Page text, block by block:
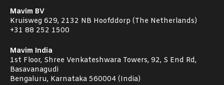
Mavim BV
Kruisweg 629, 2132 NB Hoofddorp (The Netherlands)
+31 88 252 1500
Mavim India
1st Floor, Shree Venkateshwara Towers, 92, S End Rd,
Basavanagudi
Bengaluru, Karnataka 560004 (India)